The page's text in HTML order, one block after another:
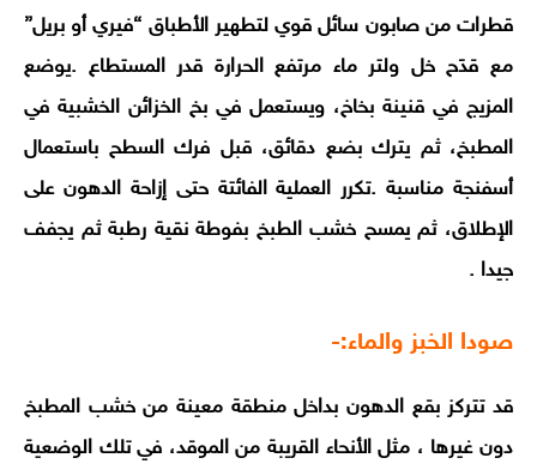
قطرات من صابون سائل قوي لتطهير الأطباق “فيري أو بريل”
مع قدَح خل ولتر ماء مرتفع الحرارة قدر المستطاع .يوضع
المزيج في قنينة بخاخ، ويستعمل في بخ الخزائن الخشبية في
المطبخ، ثم يترك بضع دقائق، قبل فرك السطح باستعمال
أسفنجة مناسبة .تكرر العملية الفائتة حتى إزاحة الدهون على
الإطلاق، ثم يمسح خشب الطبخ بفوطة نقية رطبة ثم يجفف
جيدا .
صودا الخبز والماء:-
قد تتركز بقع الدهون بداخل منطقة معينة من خشب المطبخ
دون غيرها ، مثل الأنحاء القريبة من الموقد، في تلك الوضعية